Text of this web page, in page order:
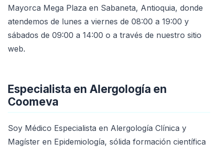
Mayorca Mega Plaza en Sabaneta, Antioquia, donde
atendemos de lunes a viernes de 08:00 a 19:00 y
sábados de 09:00 a 14:00 o a través de nuestro sitio
web.
Especialista en Alergología en
Coomeva
Soy Médico Especialista en Alergología Clínica y
Magíster en Epidemiología, sólida formación científica